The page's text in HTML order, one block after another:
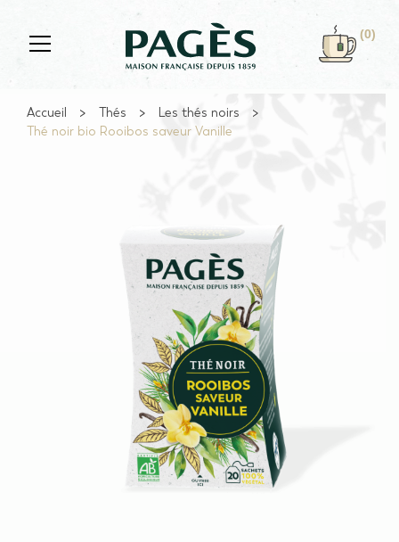
Accueil Thés
Les thés noirs
Thé noir bio Rooibos saveur Vanille
(0)